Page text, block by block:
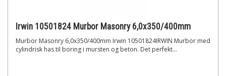
Irwin 10501824 Murbor Masonry 6,0x350/400mm
Murbor Masonry 6,0x350/400mm Irwin 10501824IRWIN Murbor med
cylindrisk has til boring i mursten og beton. Det perfekt...